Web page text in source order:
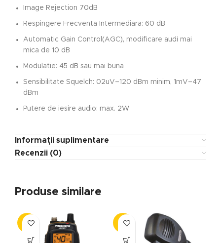
Image Rejection 70dB
Respingere Frecventa Intermediara: 60 dB
Automatic Gain Control(AGC), modificare audi mai
mica de 10 dB
Modulatie: 45 dB sau mai buna
Sensibilitate Squelch: 02uV–120 dBm minim, 1mV–47
dBm
Putere de iesire audio: max. 2W
Informații suplimentare
Recenzii (0)
Produse similare
-21% -13%